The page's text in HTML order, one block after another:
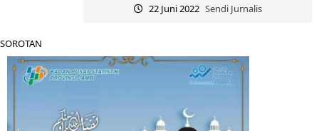
22 Juni 2022 Sendi Jurnalis
SOROTAN